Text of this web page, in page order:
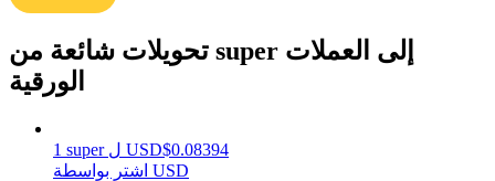
يكسب
تحويلات شائعة من super إلى العملات
الورقية
1 super ل USD$0.08394
اشتر بواسطة USD